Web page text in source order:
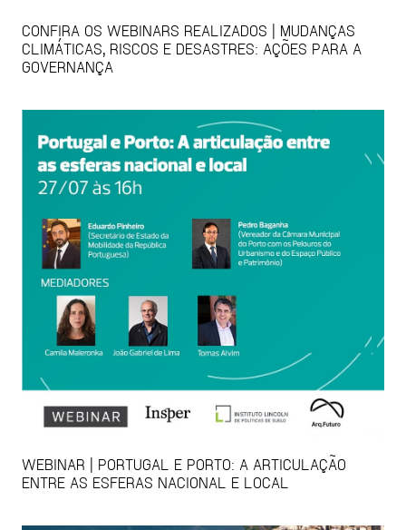
CONFIRA OS WEBINARS REALIZADOS | MUDANÇAS
CLIMÁTICAS, RISCOS E DESASTRES: AÇÕES PARA A
GOVERNANÇA
WEBINAR | PORTUGAL E PORTO: A ARTICULAÇÃO
ENTRE AS ESFERAS NACIONAL E LOCAL